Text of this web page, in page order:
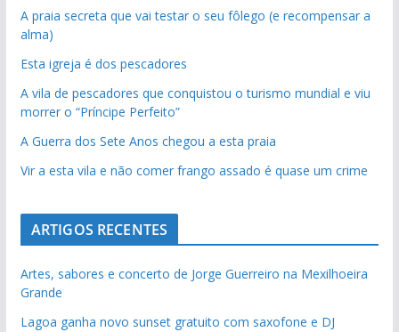
A praia secreta que vai testar o seu fôlego (e recompensar a
alma)
Esta igreja é dos pescadores
A vila de pescadores que conquistou o turismo mundial e viu
morrer o “Príncipe Perfeito”
A Guerra dos Sete Anos chegou a esta praia
Vir a esta vila e não comer frango assado é quase um crime
ARTIGOS RECENTES
Artes, sabores e concerto de Jorge Guerreiro na Mexilhoeira
Grande
Lagoa ganha novo sunset gratuito com saxofone e DJ